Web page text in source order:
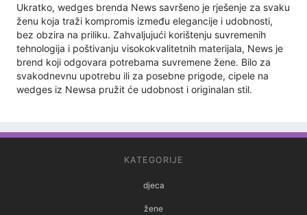
Ukratko, wedges brenda News savršeno je rješenje za svaku
ženu koja traži kompromis između elegancije i udobnosti,
bez obzira na priliku. Zahvaljujući korištenju suvremenih
tehnologija i poštivanju visokokvalitetnih materijala, News je
brend koji odgovara potrebama suvremene žene. Bilo za
svakodnevnu upotrebu ili za posebne prigode, cipele na
wedges iz Newsa pružit će udobnost i originalan stil.
KATEGORIJE
djeca
žene